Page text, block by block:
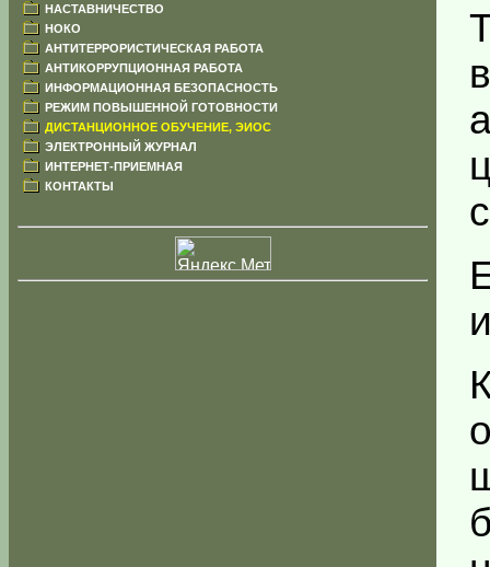
НАСТАВНИЧЕСТВО
НОКО
АНТИТЕРРОРИСТИЧЕСКАЯ РАБОТА
АНТИКОРРУПЦИОННАЯ РАБОТА
ИНФОРМАЦИОННАЯ БЕЗОПАСНОСТЬ
РЕЖИМ ПОВЫШЕННОЙ ГОТОВНОСТИ
ДИСТАНЦИОННОЕ ОБУЧЕНИЕ, ЭИОС
ЭЛЕКТРОННЫЙ ЖУРНАЛ
ИНТЕРНЕТ-ПРИЕМНАЯ
КОНТАКТЫ